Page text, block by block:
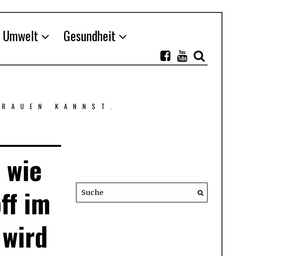
Umwelt
Gesundheit
KANNST.
im